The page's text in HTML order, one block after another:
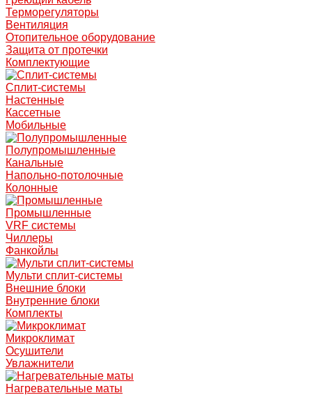
Терморегуляторы
Вентиляция
Отопительное оборудование
Защита от протечки
Комплектующие
Сплит-системы
Настенные
Кассетные
Мобильные
Полупромышленные
Канальные
Напольно-потолочные
Колонные
Промышленные
VRF системы
Чиллеры
Фанкойлы
Мульти сплит-системы
Внешние блоки
Внутренние блоки
Комплекты
Микроклимат
Осушители
Увлажнители
Нагревательные маты